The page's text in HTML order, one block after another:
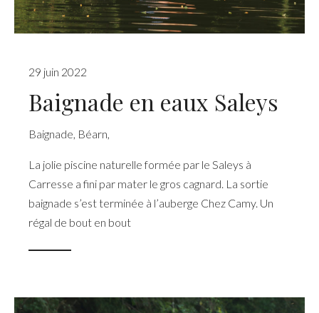
29 juin 2022
Baignade en eaux Saleys
Baignade, Béarn,
La jolie piscine naturelle formée par le Saleys à
Carresse a fini par mater le gros cagnard. La sortie
baignade s’est terminée à l’auberge Chez Camy. Un
régal de bout en bout